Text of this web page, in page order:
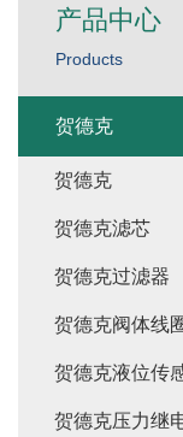
产品中心
Products
贺德克
贺德克
贺德克滤芯
贺德克过滤器
贺德克阀体线
贺德克液位传
贺德克压力继